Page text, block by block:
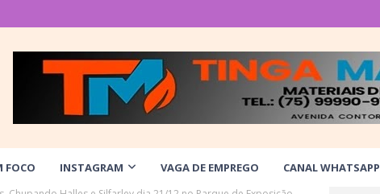
FOCO INSTAGRAM VAGA DE EMPREGO CANAL WHATSAPP